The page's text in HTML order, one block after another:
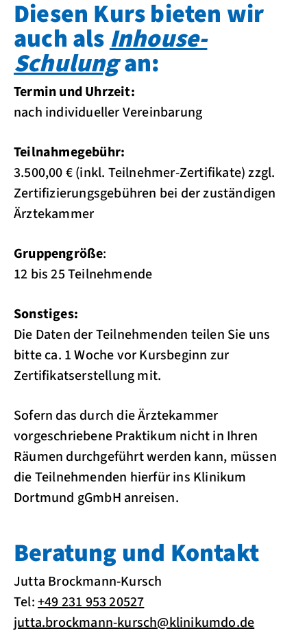
Diesen Kurs bieten wir
auch alsInhouse-
Schulungan:
Termin und Uhrzeit:
nach individueller Vereinbarung
Teilnahmegebühr:
3.500,00 € (inkl. Teilnehmer-Zertifikate) zzgl.
Zertifizierungsgebühren bei der zuständigen
Ärztekammer
Gruppengröße:
12 bis 25 Teilnehmende
Sonstiges:
Die Daten der Teilnehmenden teilen Sie uns
bitte ca. 1 Woche vor Kursbeginn zur
Zertifikatserstellung mit.
Sofern das durch die Ärztekammer
vorgeschriebene Praktikum nicht in Ihren
Räumen durchgeführt werden kann, müssen
die Teilnehmenden hierfür ins Klinikum
Dortmund gGmbH anreisen.
Beratung und Kontakt
Jutta Brockmann-Kursch
Tel:+49 231 953 20527
jutta.brockmann-kursch@klinikumdo.de